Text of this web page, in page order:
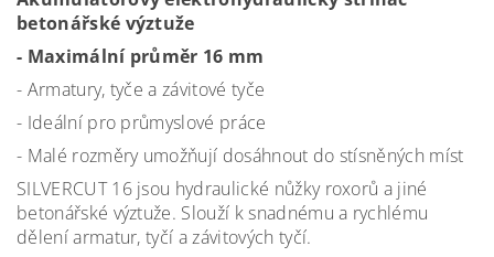
betonářské výztuže
- Maximální průměr 16 mm
- Armatury, tyče a závitové tyče
- Ideální pro průmyslové práce
- Malé rozměry umožňují dosáhnout do stísněných míst
SILVERCUT 16 jsou hydraulické nůžky roxorů a jiné
betonářské výztuže. Slouží k snadnému a rychlému
dělení armatur, tyčí a závitových tyčí.